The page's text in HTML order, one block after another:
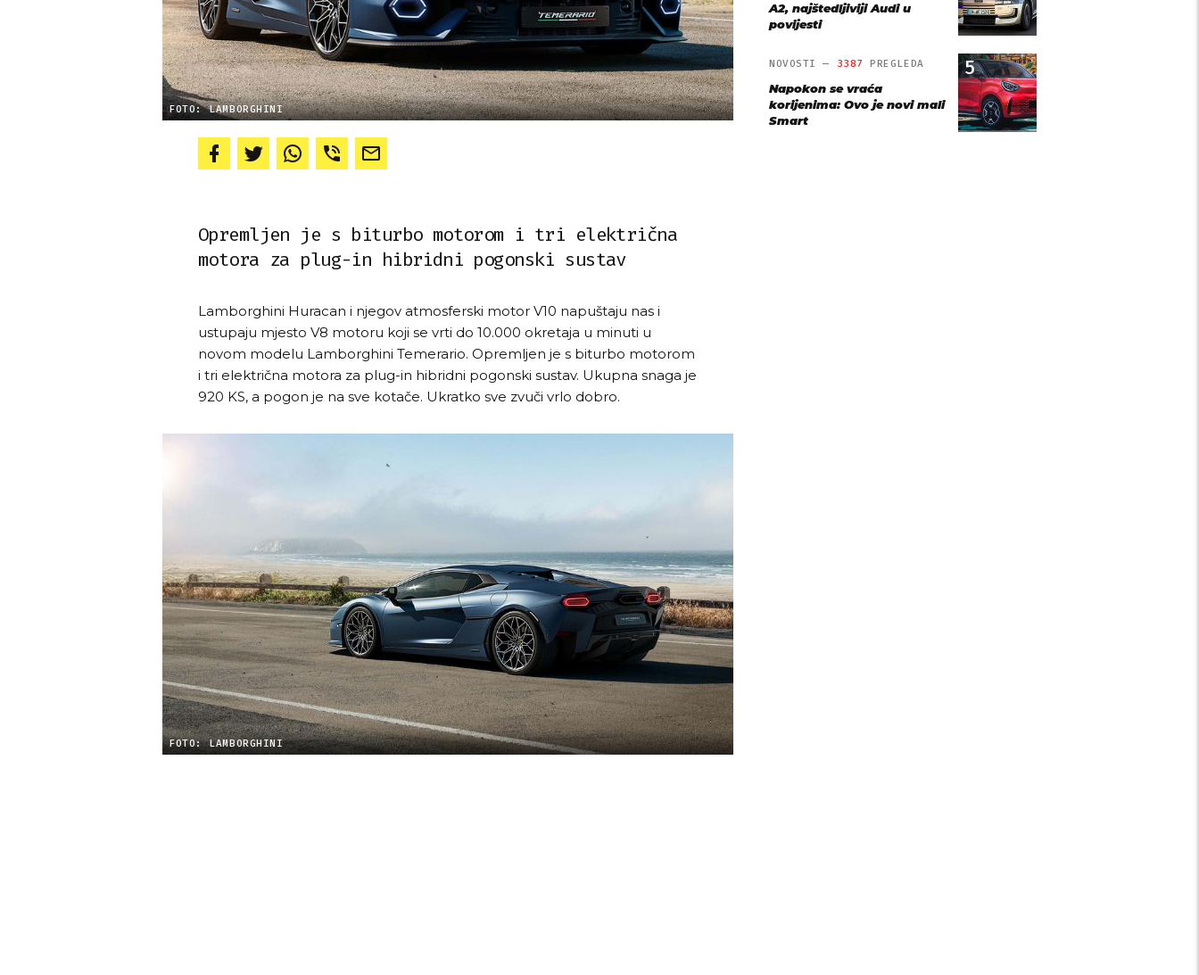
FOTO: LAMBORGHINI
Opremljen je s biturbo motorom i tri električna
motora za plug-in hibridni pogonski sustav
Lamborghini Huracan i njegov atmosferski motor V10 napuštaju nas i
ustupaju mjesto V8 motoru koji se vrti do 10.000 okretaja u minuti u
novom modelu Lamborghini Temerario. Opremljen je s biturbo motorom
i tri električna motora za plug-in hibridni pogonski sustav. Ukupna snaga je
920 KS, a pogon je na sve kotače. Ukratko sve zvuči vrlo dobro.
FOTO: LAMBORGHINI
A2, najštedljiviji Audi u
povijesti
5
NOVOSTI — 3387 PREGLEDA
Napokon se vraća
korijenima: Ovo je novi mali
Smart